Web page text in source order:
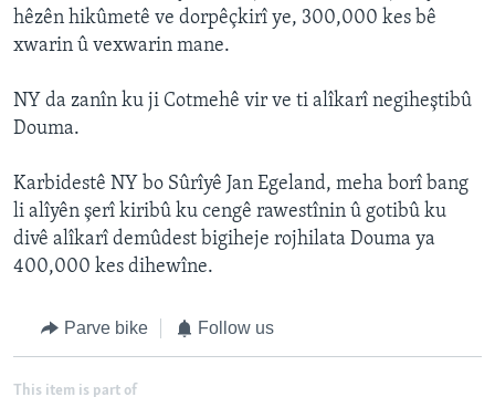
hêzên hikûmetê ve dorpêçkirî ye, 300,000 kes bê
xwarin û vexwarin mane.
NY da zanîn ku ji Cotmehê vir ve ti alîkarî negiheştibû
Douma.
Karbidestê NY bo Sûrîyê Jan Egeland, meha borî bang
li alîyên şerî kiribû ku cengê rawestînin û gotibû ku
divê alîkarî demûdest bigiheje rojhilata Douma ya
400,000 kes dihewîne.
Parve bike Follow us
This item is part of